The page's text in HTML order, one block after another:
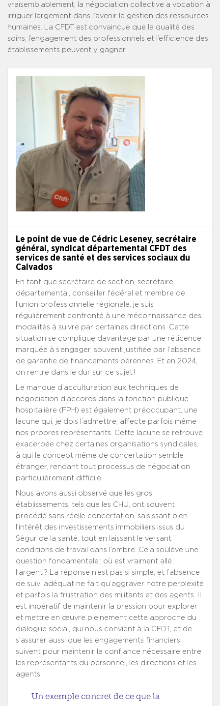
vraisemblablement, la négociation collective a vocation à
irriguer largement dans l’avenir la gestion des ressources
humaines. La CFDT est convaincue que la qualité des
soins, l’engagement des professionnels et l’efficience des
établissements peuvent y gagner.
Le point de vue de Cédric Leseney, secrétaire
général, syndicat départemental CFDT des
services de santé et des services sociaux du
Calvados
En tant que secrétaire de section, secrétaire
départemental, conseiller fédéral et membre de
l’union professionnelle régionale, je suis
régulièrement confronté à une méconnaissance des
modalités à suivre par certaines directions. Cette
situation se complique davantage par une réticence
marquée à s’engager, souvent justifiée par l’absence
de garantie de financements pérennes. Et en 2024,
on rentre dans le dur sur ce sujet !
Le manque d’acculturation aux techniques de
négociation d’accords dans la fonction publique
hospitalière (FPH) est également préoccupant, une
lacune qui, je dois l’admettre, affecte parfois même
nos propres représentants. Cette lacune se retrouve
exacerbée chez certaines organisations syndicales,
à qui le concept même de concertation semble
étranger, rendant tout processus de négociation
particulièrement difficile.
Nous avons aussi observé que les gros
établissements, tels que les CHU, ont souvent
procédé sans réelle concertation, saisissant bien
l’intérêt des investissements immobiliers issus du
Ségur de la santé, tout en laissant le versant
conditions de travail dans l’ombre. Cela soulève une
question fondamentale : où est vraiment allé
l’argent ? La réponse n’est pas si simple, et l’absence
de suivi adéquat ne fait qu’aggraver notre perplexité
et parfois la frustration des militants et des agents. Il
est impératif de maintenir la pression pour explorer
et mettre en œuvre pleinement cette approche du
dialogue social, qui nous convient à la CFDT, et de
s’assurer aussi que les engagements financiers
suivent pour maintenir la confiance nécessaire entre
les représentants du personnel, les directions et les
agents.
Un exemple concret de ce que la